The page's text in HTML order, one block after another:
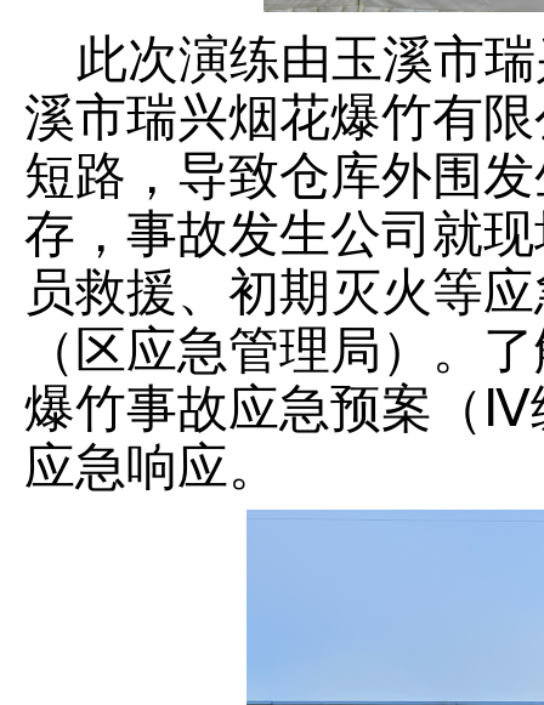
此次演练由玉溪市
溪市瑞兴烟花爆竹有
短路，导致仓库外围
存 ， 事故发生公司 就
员救援、初期灭火等
（区应急管理局） 。
爆竹事故应急预案（ Ⅳ
应急响应。